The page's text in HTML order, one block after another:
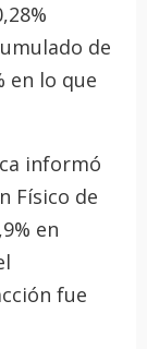
de
en lo que
informó
Físico de
en
fue